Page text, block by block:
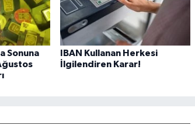
Sonuna
IBAN Kullanan Herkesi
İlgilendiren Karar!